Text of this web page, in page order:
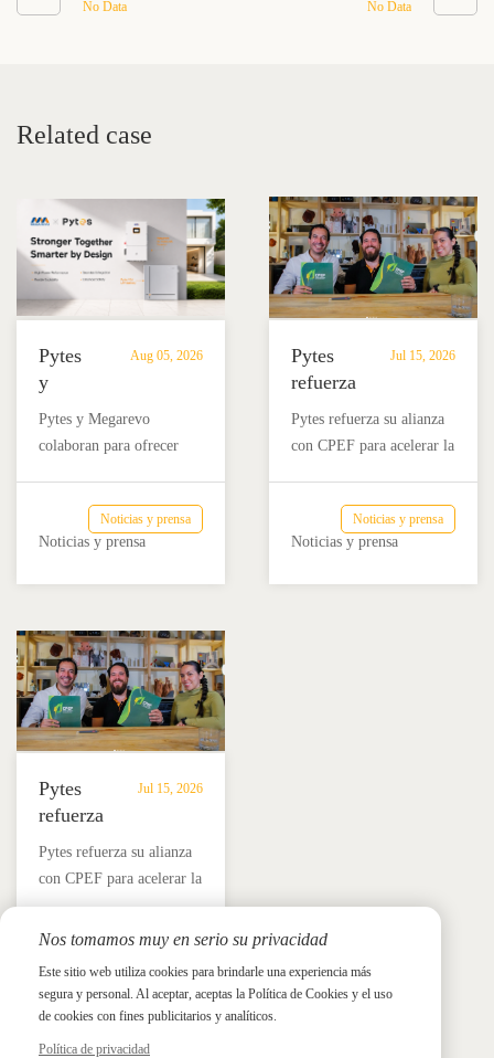
No Data No Data
Related case
Aug 05, 2026
Pytes
y
Megarevo
refuerzan
alianza
impulsar
de
energía
residencial.
Pytes y Megarevo
colaboran para ofrecer
energía residencial que
combinan la batería Pytes
para un respaldo solar
fiable e independencia
energética.
Noticias y prensa
Noticias y prensa
Jul 15, 2026
Pytes
refuerza
su
alianza
CPEF
impulsar
Pytes refuerza su alianza
con CPEF para acelerar la
energía en baterías en
México a través de
Noticias y prensa
Noticias y prensa
Jul 15, 2026
Pytes
refuerza
su
alianza
para
impulsar
el
almacenamiento
Pytes refuerza su alianza
con CPEF para acelerar la
adopción del
almacenamiento de
México a través de
formación técnica,
Noticias y prensa
Noticias y prensa
Nos tomamos muy en serio su privacidad
Este sitio web utiliza cookies para brindarle una experiencia más
segura y personal. Al aceptar, aceptas la Política de Cookies y el uso
de cookies con fines publicitarios y analíticos.
Política de privacidad